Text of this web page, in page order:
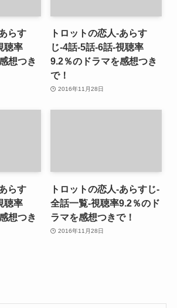
らす
聴率
想つき
トロットの恋人-あらす
じ-4話-5話-6話-視聴率
9.2％のドラマを感想つき
で！
2016年11月28日
らす
聴率
想つき
トロットの恋人-あらすじ-
全話一覧-視聴率9.2％のド
ラマを感想つきで！
2016年11月28日